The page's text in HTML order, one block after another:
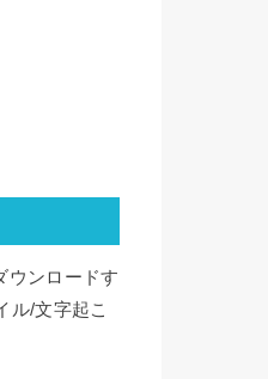
ウンロードす
ル/文字起こ